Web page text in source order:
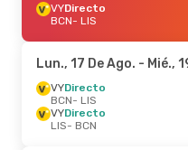
VYDirecto
BCN- LIS
Lun., 17 De Ago. - Mié.,
VYDirecto
BCN- LIS
VYDirecto
LIS- BCN